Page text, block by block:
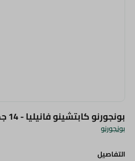
بونجورنو
بونجورنو كابتشينو فانيليا - 14 جم
التفاصيل